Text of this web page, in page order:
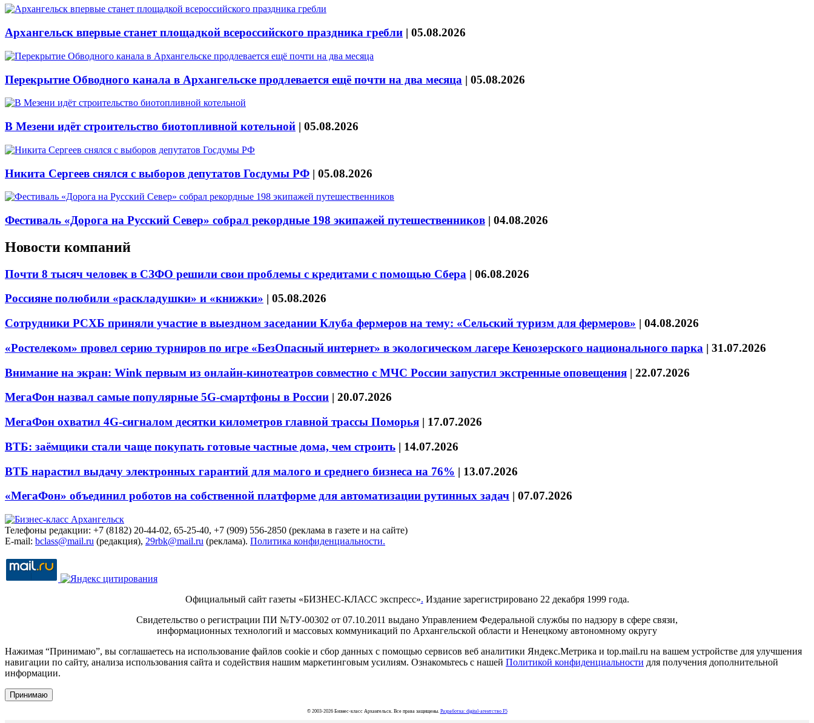
Архангельск впервые станет площадкой всероссийского праздника гребли | 05.08.2026
Перекрытие Обводного канала в Архангельске продлевается ещё почти на два месяца | 05.08.2026
В Мезени идёт строительство биотопливной котельной | 05.08.2026
Никита Сергеев снялся с выборов депутатов Госдумы РФ | 05.08.2026
Фестиваль «Дорога на Русский Север» собрал рекордные 198 экипажей путешественников | 04.08.2026
Новости компаний
Почти 8 тысяч человек в СЗФО решили свои проблемы с кредитами с помощью Сбера | 06.08.2026
Россияне полюбили «раскладушки» и «книжки» | 05.08.2026
Сотрудники РСХБ приняли участие в выездном заседании Клуба фермеров на тему: «Сельский туризм для фермеров» | 04.08.2026
«Ростелеком» провел серию турниров по игре «БезОпасный интернет» в экологическом лагере Кенозерского национального парка | 31.07.2026
Внимание на экран: Wink первым из онлайн-кинотеатров совместно с МЧС России запустил экстренные оповещения | 22.07.2026
МегаФон назвал самые популярные 5G-смартфоны в России | 20.07.2026
МегаФон охватил 4G-сигналом десятки километров главной трассы Поморья | 17.07.2026
ВТБ: заёмщики стали чаще покупать готовые частные дома, чем строить | 14.07.2026
ВТБ нарастил выдачу электронных гарантий для малого и среднего бизнеса на 76% | 13.07.2026
«МегаФон» объединил роботов на собственной платформе для автоматизации рутинных задач | 07.07.2026
Телефоны редакции: +7 (8182) 20-44-02, 65-25-40, +7 (909) 556-2850 (реклама в газете и на сайте)
E-mail: bclass@mail.ru (редакция), 29rbk@mail.ru (реклама). Политика конфиденциальности.
Официальный сайт газеты «БИЗНЕС-КЛАСС экспресс». Издание зарегистрировано 22 декабря 1999 года.
Свидетельство о регистрации ПИ №ТУ-00302 от 07.10.2011 выдано Управлением Федеральной службы по надзору в сфере связи,
информационных технологий и массовых коммуникаций по Архангельской области и Ненецкому автономному округу
Нажимая “Принимаю”, вы соглашаетесь на использование файлов cookie и сбор данных с помощью сервисов веб аналитики Яндекс.Метрика и top.mail.ru на вашем устройстве для улучшения
навигации по сайту, анализа использования сайта и содействия нашим маркетинговым усилиям. Ознакомьтесь с нашей Политикой конфиденциальности для получения дополнительной
информации.
Принимаю
© 2003-2026 Бизнес-класс Архангельск. Все права защищены. Разработка: digital-агентство F5